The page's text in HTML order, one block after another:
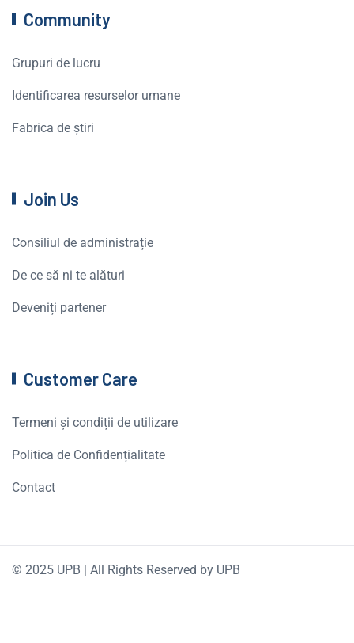
Community
Grupuri de lucru
Identificarea resurselor umane
Fabrica de știri
Join Us
Consiliul de administrație
De ce să ni te alături
Deveniți partener
Customer Care
Termeni și condiții de utilizare
Politica de Confidențialitate
Contact
© 2025 UPB | All Rights Reserved by UPB